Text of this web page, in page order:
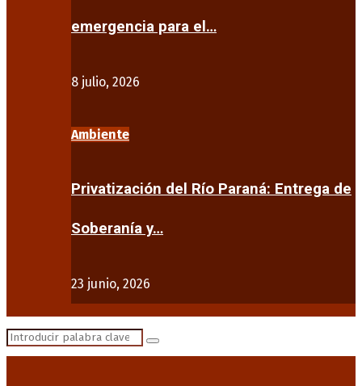
emergencia para el…
8 julio, 2026
Ambiente
Privatización del Río Paraná: Entrega de
Soberanía y…
23 junio, 2026
Search
Search